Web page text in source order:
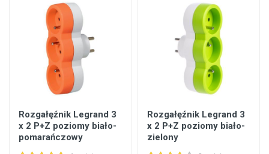
Rozgałęźnik Legrand 3
x 2 P+Z poziomy biało-
pomarańczowy
Rozgałęźnik Legrand 3
x 2 P+Z poziomy biało-
zielony